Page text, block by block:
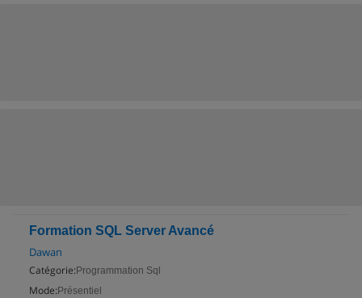
Formation SQL Server Avancé
Dawan
Catégorie: Programmation Sql
Mode: Présentiel